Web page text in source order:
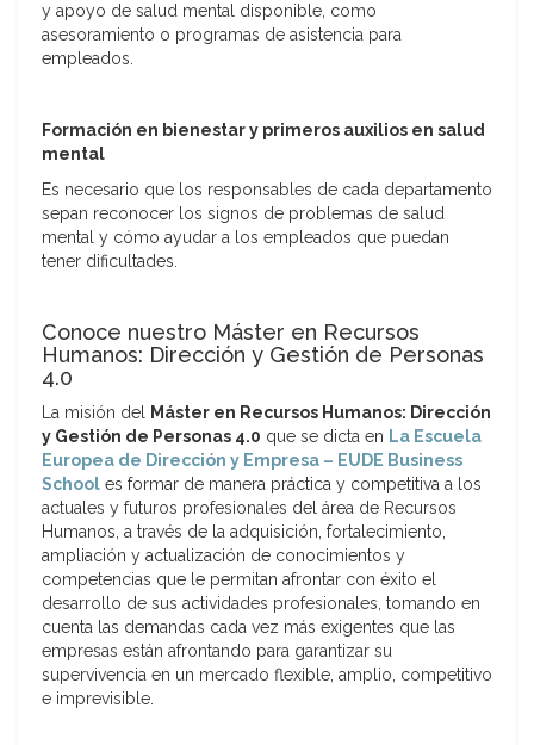
y apoyo de salud mental disponible, como
asesoramiento o programas de asistencia para
empleados.
Formación en bienestar y primeros auxilios en salud
mental
Es necesario que los responsables de cada departamento
sepan reconocer los signos de problemas de salud
mental y cómo ayudar a los empleados que puedan
tener dificultades.
Conoce nuestro Máster en Recursos
Humanos: Dirección y Gestión de Personas
4.0
La misión del Máster en Recursos Humanos: Dirección
y Gestión de Personas 4.0 que se dicta en La Escuela
Europea de Dirección y Empresa – EUDE Business
School es formar de manera práctica y competitiva a los
actuales y futuros profesionales del área de Recursos
Humanos, a través de la adquisición, fortalecimiento,
ampliación y actualización de conocimientos y
competencias que le permitan afrontar con éxito el
desarrollo de sus actividades profesionales, tomando en
cuenta las demandas cada vez más exigentes que las
empresas están afrontando para garantizar su
supervivencia en un mercado flexible, amplio, competitivo
e imprevisible.